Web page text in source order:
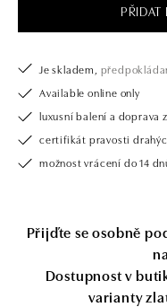
PŘIDAT
Je skladem,
Available online only
luxusní balení a doprava
certifikát pravosti
možnost vrácení do 14
Přijďte se osobně
Dostupnost v
varianty